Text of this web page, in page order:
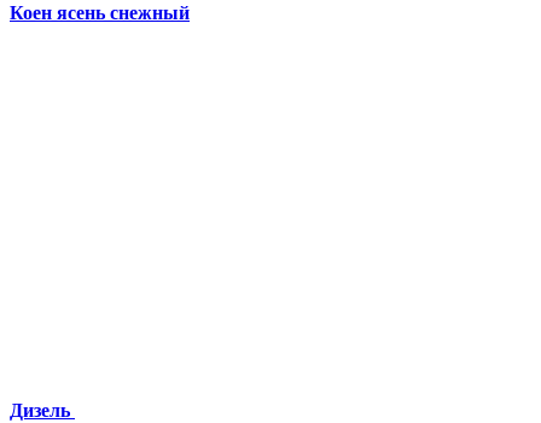
Коен ясень снежный
Дизель